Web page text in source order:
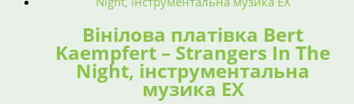
Вінілова платівка Bert
Kaempfert – Strangers In The
Night, інструментальна
музика EX